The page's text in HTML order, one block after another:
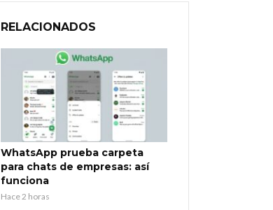
RELACIONADOS
WhatsApp prueba carpeta
para chats de empresas: así
funciona
Hace 2 horas